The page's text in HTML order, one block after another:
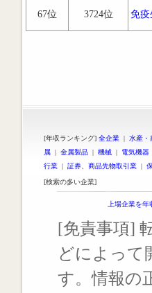
67位 3724位 免疫
[年収ランキング] 全企業 | 水産・
属 | 金属製品 | 機械 | 電気機器
行業 | 証券、商品先物取引業 |
[検索の多い企業]
上場企業を
[免責事項]
どによって
す。情報の